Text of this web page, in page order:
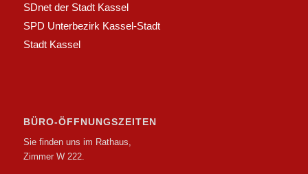
SDnet der Stadt Kassel
SPD Unterbezirk Kassel-Stadt
Stadt Kassel
BÜRO-ÖFFNUNGSZEITEN
Sie finden uns im Rathaus,
Zimmer W 222.